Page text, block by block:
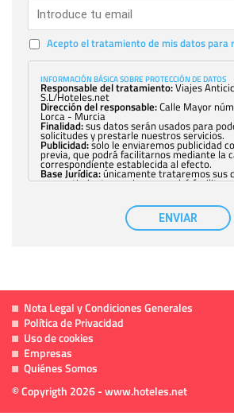
Acepto el tratamiento de mis datos para
INFORMACIÓN BÁSICA SOBRE PROTECCIÓN DE DATOS
Responsable del tratamiento:Viajes
S.L/Hoteles.net
Dirección del responsable:Calle Mayor
Lorca - Murcia
Finalidad:sus datos serán usados para
solicitudes y prestarle nuestros servicios.
Publicidad:solo le enviaremos publicidad
previa, que podrá facilitarnos mediante la
correspondiente establecida al efecto.
Base Jurídica:únicamente trataremos sus
consentimiento previo, que podrá
con carácter general, sólo el
nuestra entidad que esté debidamente
tener conocimiento de la información que
comunicarán datos a terceros.
política de privacidad
ENVIAR
Nota Legal y Condiciones Generales
Política de Privacidad
Uso de cookies
Empresas
Quiénes Somos
© Copyrigth 2026 - www.hoteles.net